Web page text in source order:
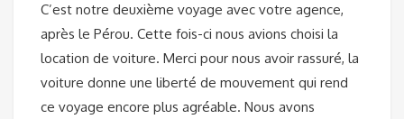
C’est notre deuxième voyage avec votre agence,
après le Pérou. Cette fois-ci nous avions choisi la
location de voiture. Merci pour nous avoir rassuré, la
voiture donne une liberté de mouvement qui rend
ce voyage encore plus agréable. Nous avons